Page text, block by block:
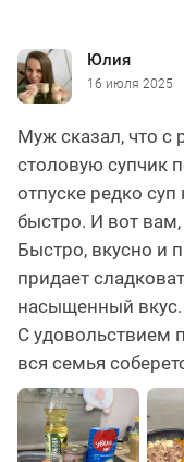
Юлия
16 июля 2025
Муж сказал, что с
столовую супчик
отпуске редко суп
быстро. И вот вам,
Быстро, вкусно и
придает
насыщенный вкус.
С удовольствием
вся семья